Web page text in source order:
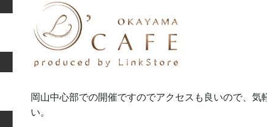
岡山中心部での開催ですのでアクセスも良いので、気
い。